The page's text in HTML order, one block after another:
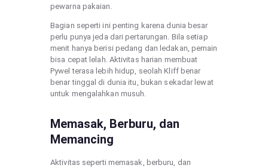
pewarna pakaian.
Bagian seperti ini penting karena dunia besar
perlu punya jeda dari pertarungan. Bila setiap
menit hanya berisi pedang dan ledakan, pemain
bisa cepat lelah. Aktivitas harian membuat
Pywel terasa lebih hidup, seolah Kliff benar
benar tinggal di dunia itu, bukan sekadar lewat
untuk mengalahkan musuh.
Memasak, Berburu, dan
Memancing
Aktivitas seperti memasak, berburu, dan